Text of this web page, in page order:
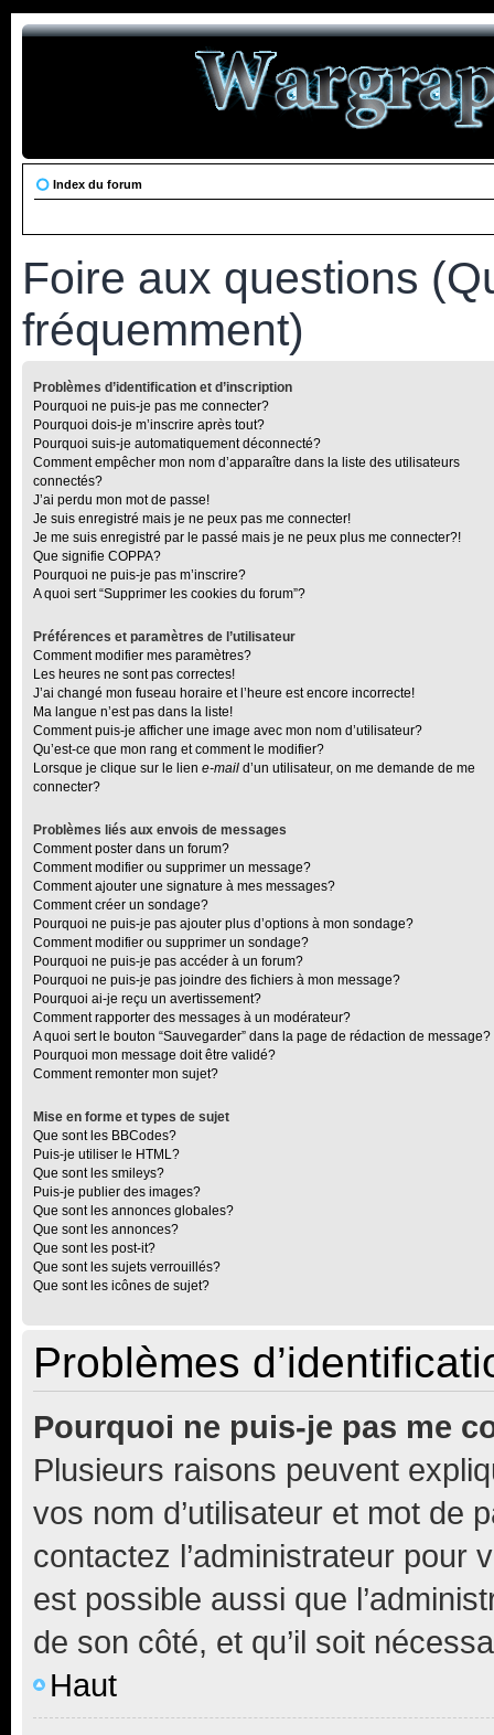
Index du forum
Foire aux questions
fréquemment)
Problèmes d’identification et d’inscription
Pourquoi ne puis-je pas me connecter?
Pourquoi dois-je m’inscrire après tout?
Pourquoi suis-je automatiquement déconnecté?
Comment empêcher mon nom d’apparaître dans la liste des utilisateurs
connectés?
J’ai perdu mon mot de passe!
Je suis enregistré mais je ne peux pas me connecter!
Je me suis enregistré par le passé mais je ne peux plus me connecter?!
Que signifie COPPA?
Pourquoi ne puis-je pas m’inscrire?
A quoi sert “Supprimer les cookies du forum”?
Préférences et paramètres de l’utilisateur
Comment modifier mes paramètres?
Les heures ne sont pas correctes!
J’ai changé mon fuseau horaire et l’heure est encore incorrecte!
Ma langue n’est pas dans la liste!
Comment puis-je afficher une image avec mon nom d’utilisateur?
Qu’est-ce que mon rang et comment le modifier?
Lorsque je clique sur le lien e-mail d’un utilisateur, on me demande de me
connecter?
Problèmes liés aux envois de messages
Comment poster dans un forum?
Comment modifier ou supprimer un message?
Comment ajouter une signature à mes messages?
Comment créer un sondage?
Pourquoi ne puis-je pas ajouter plus d’options à mon sondage?
Comment modifier ou supprimer un sondage?
Pourquoi ne puis-je pas accéder à un forum?
Pourquoi ne puis-je pas joindre des fichiers à mon message?
Pourquoi ai-je reçu un avertissement?
Comment rapporter des messages à un modérateur?
A quoi sert le bouton “Sauvegarder” dans la page de rédaction de message?
Pourquoi mon message doit être validé?
Comment remonter mon sujet?
Mise en forme et types de sujet
Que sont les BBCodes?
Puis-je utiliser le HTML?
Que sont les smileys?
Puis-je publier des images?
Que sont les annonces globales?
Que sont les annonces?
Que sont les post-it?
Que sont les sujets verrouillés?
Que sont les icônes de sujet?
Problèmes
Pourquoi ne puis-je pas me
Plusieurs raisons peuvent
vos nom d’utilisateur et mot de
contactez l’administrateur pour
est possible aussi que
de son côté, et qu’il soit
Haut